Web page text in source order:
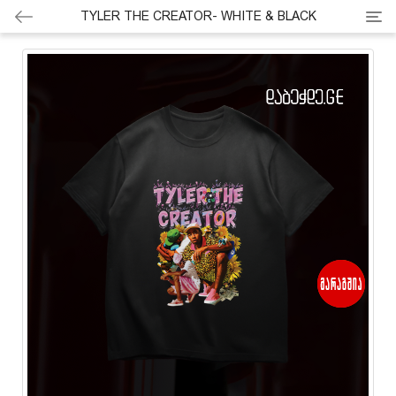
TYLER THE CREATOR- WHITE & BLACK